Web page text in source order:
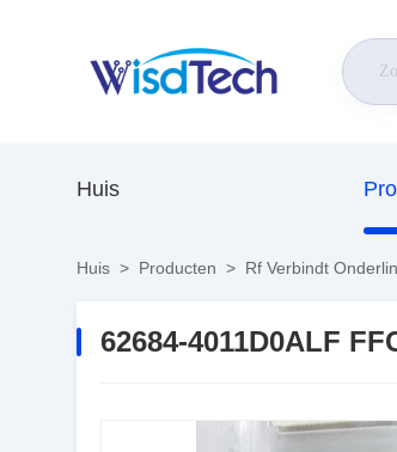
Huis
Huis > Producten > Rf Verbindt
62684-4011D0ALF